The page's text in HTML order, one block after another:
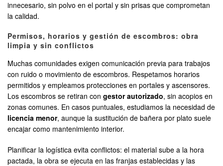
innecesario, sin polvo en el portal y sin prisas que comprometan
la calidad.
Permisos, horarios y gestión de escombros: obra
limpia y sin conflictos
Muchas comunidades exigen comunicación previa para trabajos
con ruido o movimiento de escombros. Respetamos horarios
permitidos y empleamos protecciones en portales y ascensores.
Los escombros se retiran con gestor autorizado, sin acopios en
zonas comunes. En casos puntuales, estudiamos la necesidad de
licencia menor, aunque la sustitución de bañera por plato suele
encajar como mantenimiento interior.
Planificar la logística evita conflictos: el material sube a la hora
pactada, la obra se ejecuta en las franjas establecidas y las